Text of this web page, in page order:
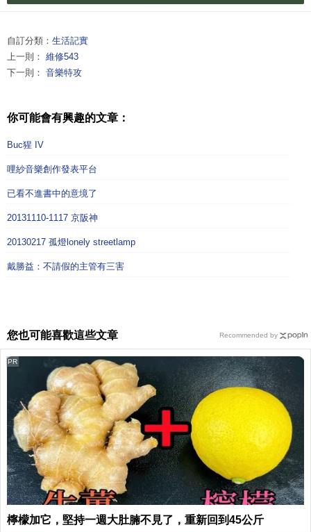
自訂分類： 生活記實
上一則： 維修543
下一則： 音樂特攻
你可能會有興趣的文章：
Buc猩 IV
哩紗音樂創作發表平台
已看不進書中的意境了
20131110-1117 京阪神
20130217 孤燈lonely streetlamp
戴勝益：不請假的主管有三害
您也可能喜歡這些文章
檸檬加它，堅持一週大肚腩不見了，重新回到45公斤
PR
Recommended by